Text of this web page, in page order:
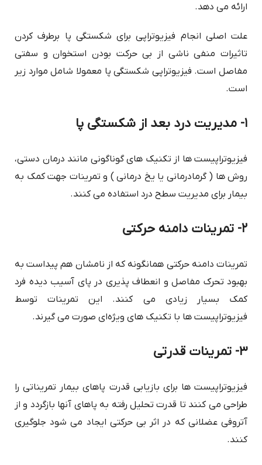
ارائه می دهد.
علت اصلی انجام فیزیوتراپی برای شکستگی پا برطرف کردن
تاثیرات منفی ناشی از بی حرکت بودن استخوان و سفتی
مفاصل است. فیزیوتراپی شکستگی پا معمولا شامل موارد زیر
است.
۱- مدیریت درد بعد از شکستگی پا
فیزیوتراپیست ها از تکنیک های گوناگونی مانند درمان دستی،
روش ها ( گرمادرمانی یا یخ درمانی ) و تمرینات جهت کمک به
بیمار برای مدیریت سطح درد استفاده می کنند.
۲- تمرینات دامنه حرکتی
تمرینات دامنه حرکتی همانگونه که از نامشان هم پیداست به
بهبود تحرک مفاصل و انعطاف پذیری در پای آسیب دیده فرد
کمک بسیار زیادی می کنند. این تمرینات توسط
فیزیوتراپیست ها با تکنیک های ویژه‌ای صورت می گیرند.
۳- تمرینات قدرتی
فیزیوتراپیست ها برای بازیابی قدرت پاهای بیمار تمریناتی را
طراحی می کنند تا قدرت تحلیل رفته به پاهای آنها بازگردد و از
آتروفی عضلانی که در اثر بی حرکتی ایجاد می شود جلوگیری
کنند.